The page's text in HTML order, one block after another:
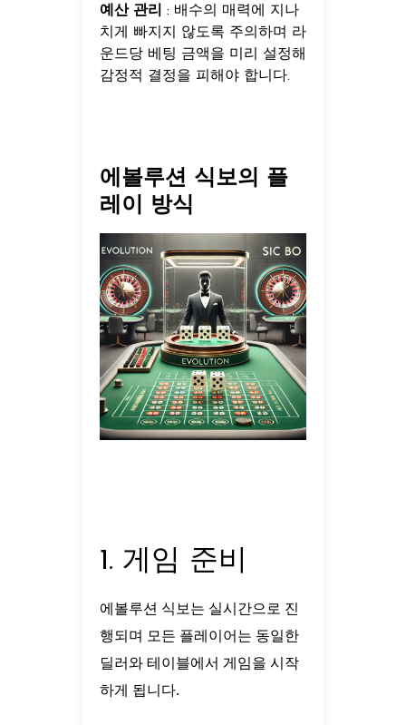
예산 관리 : 배수의 매력에 지나
치게 빠지지 않도록 주의하며 라
운드당 베팅 금액을 미리 설정해
감정적 결정을 피해야 합니다.
에볼루션 식보의 플
레이 방식
1. 게임 준비
에볼루션 식보는 실시간으로 진
행되며 모든 플레이어는 동일한
딜러와 테이블에서 게임을 시작
하게 됩니다.